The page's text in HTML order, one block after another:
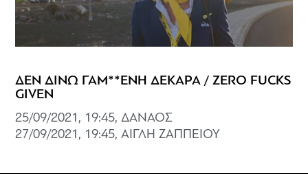
ΔΕΝ ΔΙΝΩ ΓΑΜ**ΕΝΗ ΔΕΚΑΡΑ / ZERO FUCKS
GIVEN
25/09/2021, 19:45, ΔΑΝΑΟΣ
27/09/2021, 19:45, ΑΙΓΛΗ ΖΑΠΠΕΙΟΥ